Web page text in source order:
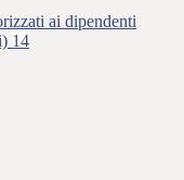
ai dipendenti
14